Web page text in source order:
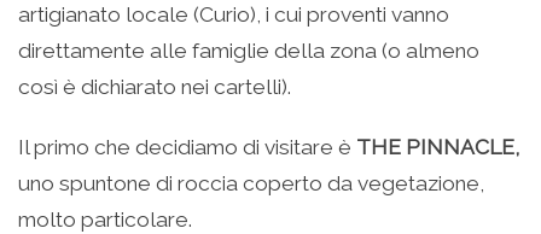
artigianato locale (Curio), i cui proventi vanno
direttamente alle famiglie della zona (o almeno
così è dichiarato nei cartelli).
Il primo che decidiamo di visitare è THE PINNACLE,
uno spuntone di roccia coperto da vegetazione,
molto particolare.